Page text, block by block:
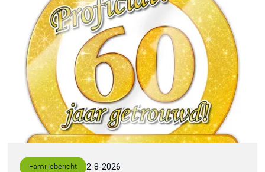
Familiebericht 2-8-2026